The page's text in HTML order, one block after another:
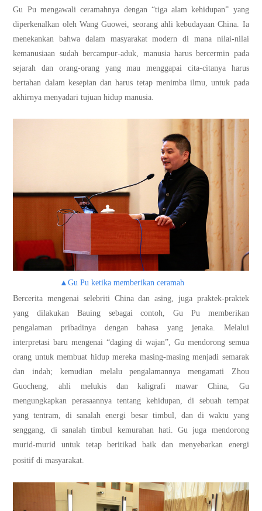
Gu Pu mengawali ceramahnya dengan “tiga alam kehidupan” yang
diperkenalkan oleh Wang Guowei, seorang ahli kebudayaan China. Ia
menekankan bahwa dalam masyarakat modern di mana nilai-nilai
kemanusiaan sudah bercampur-aduk, manusia harus bercermin pada
sejarah dan orang-orang yang mau menggapai cita-citanya harus
bertahan dalam kesepian dan harus tetap menimba ilmu, untuk pada
akhirnya menyadari tujuan hidup manusia.
▲Gu Pu ketika memberikan ceramah宝鹰
Bercerita mengenai selebriti China dan asing, juga praktek-praktek
yang dilakukan Bauing sebagai contoh, Gu Pu memberikan
pengalaman pribadinya dengan bahasa yang jenaka. Melalui
interpretasi baru mengenai “daging di wajan”, Gu mendorong semua
orang untuk membuat hidup mereka masing-masing menjadi semarak
dan indah; kemudian melalu pengalamannya mengamati Zhou
Guocheng, ahli melukis dan kaligrafi mawar China, Gu
mengungkapkan perasaannya tentang kehidupan, di sebuah tempat
yang tentram, di sanalah energi besar timbul, dan di waktu yang
senggang, di sanalah timbul kemurahan hati. Gu juga mendorong
murid-murid untuk tetap beritikad baik dan menyebarkan energi
positif di masyarakat.